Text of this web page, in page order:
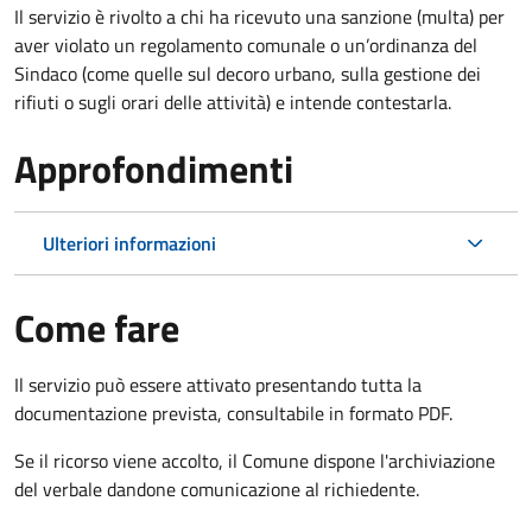
Il servizio è rivolto a chi ha ricevuto una sanzione (multa) per
aver violato un regolamento comunale o un’ordinanza del
Sindaco (come quelle sul decoro urbano, sulla gestione dei
rifiuti o sugli orari delle attività) e intende contestarla.
Approfondimenti
Ulteriori informazioni
Come fare
Il servizio può essere attivato presentando tutta la
documentazione prevista, consultabile in formato PDF.
Se il ricorso viene accolto, il Comune dispone l'archiviazione
del verbale dandone comunicazione al richiedente.